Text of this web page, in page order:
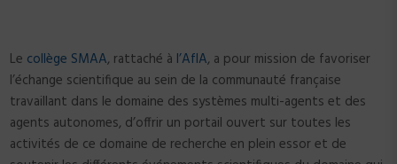
Le collège SMAA, rattaché à l’AfIA, a pour mission de favoriser
l’échange scientifique au sein de la communauté française
travaillant dans le domaine des systèmes multi-agents et des
agents autonomes, d’offrir un portail ouvert sur toutes les
activités de ce domaine de recherche en plein essor et de